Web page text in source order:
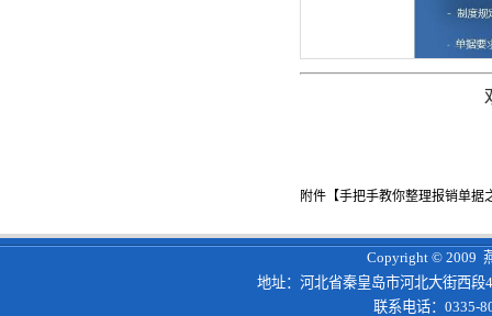
附件【手把手教你整理报销单据
Copyright © 2009
地址：河北省秦皇岛市河北大街西段
联系电话：